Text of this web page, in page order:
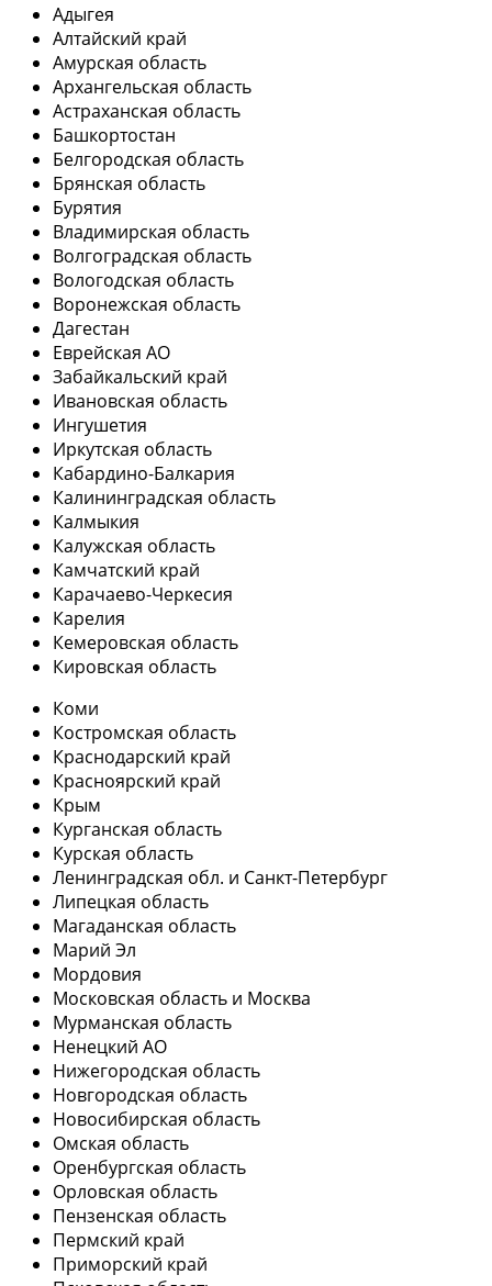
Адыгея
Алтайский край
Амурская область
Архангельская область
Астраханская область
Башкортостан
Белгородская область
Брянская область
Бурятия
Владимирская область
Волгоградская область
Вологодская область
Воронежская область
Дагестан
Еврейская АО
Забайкальский край
Ивановская область
Ингушетия
Иркутская область
Кабардино-Балкария
Калининградская область
Калмыкия
Калужская область
Камчатский край
Карачаево-Черкесия
Карелия
Кемеровская область
Кировская область
Коми
Костромская область
Краснодарский край
Красноярский край
Крым
Курганская область
Курская область
Ленинградская обл. и Санкт-Петербург
Липецкая область
Магаданская область
Марий Эл
Мордовия
Московская область и Москва
Мурманская область
Ненецкий АО
Нижегородская область
Новгородская область
Новосибирская область
Омская область
Оренбургская область
Орловская область
Пензенская область
Пермский край
Приморский край